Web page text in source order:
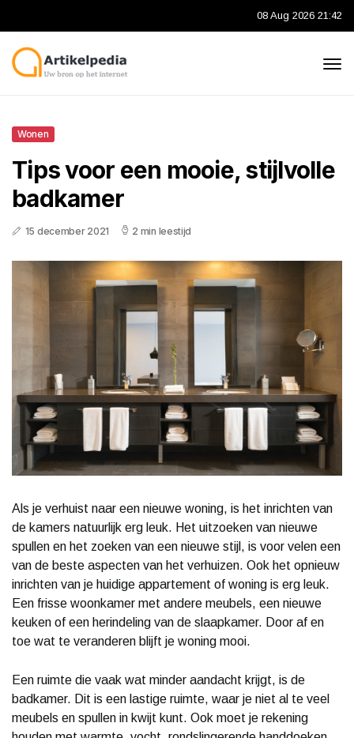
08 Aug 2026 21:42
Wonen
Tips voor een mooie, stijlvolle
badkamer
15 december 2021 2 min leestijd
Als je verhuist naar een nieuwe woning, is het inrichten van
de kamers natuurlijk erg leuk. Het uitzoeken van nieuwe
spullen en het zoeken van een nieuwe stijl, is voor velen een
van de beste aspecten van het verhuizen. Ook het opnieuw
inrichten van je huidige appartement of woning is erg leuk.
Een frisse woonkamer met andere meubels, een nieuwe
keuken of een herindeling van de slaapkamer. Door af en
toe wat te veranderen blijft je woning mooi.
Een ruimte die vaak wat minder aandacht krijgt, is de
badkamer. Dit is een lastige ruimte, waar je niet al te veel
meubels en spullen in kwijt kunt. Ook moet je rekening